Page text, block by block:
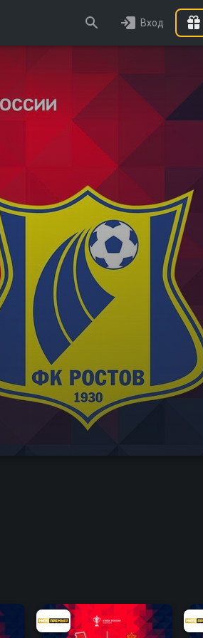
Вход